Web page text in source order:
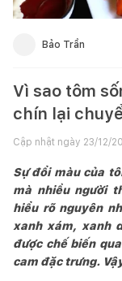
Bảo Trần
Vì sao tôm
chín lại
Cập nhật ngày 23/12/
Sự đổi màu của
mà nhiều người
hiểu rõ nguyên
xanh xám, xanh
được chế biến
cam đặc trưng.